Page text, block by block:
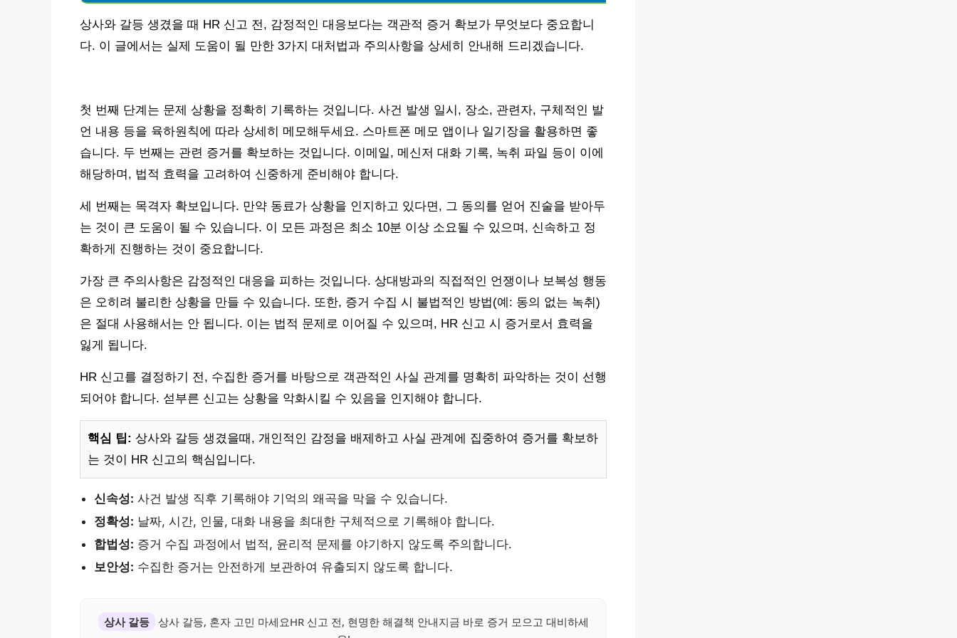
상사와 갈등 생겼을 때 HR 신고 전, 감정적인 대응보다는 객관적 증거 확보가 무엇보다 중요합니
다. 이 글에서는 실제 도움이 될 만한 3가지 대처법과 주의사항을 상세히 안내해 드리겠습니다.
첫 번째 단계는 문제 상황을 정확히 기록하는 것입니다. 사건 발생 일시, 장소, 관련자, 구체적인 발
언 내용 등을 육하원칙에 따라 상세히 메모해두세요. 스마트폰 메모 앱이나 일기장을 활용하면 좋
습니다. 두 번째는 관련 증거를 확보하는 것입니다. 이메일, 메신저 대화 기록, 녹취 파일 등이 이에
해당하며, 법적 효력을 고려하여 신중하게 준비해야 합니다.
세 번째는 목격자 확보입니다. 만약 동료가 상황을 인지하고 있다면, 그 동의를 얻어 진술을 받아두
는 것이 큰 도움이 될 수 있습니다. 이 모든 과정은 최소 10분 이상 소요될 수 있으며, 신속하고 정
확하게 진행하는 것이 중요합니다.
가장 큰 주의사항은 감정적인 대응을 피하는 것입니다. 상대방과의 직접적인 언쟁이나 보복성 행동
은 오히려 불리한 상황을 만들 수 있습니다. 또한, 증거 수집 시 불법적인 방법(예: 동의 없는 녹취)
은 절대 사용해서는 안 됩니다. 이는 법적 문제로 이어질 수 있으며, HR 신고 시 증거로서 효력을
잃게 됩니다.
HR 신고를 결정하기 전, 수집한 증거를 바탕으로 객관적인 사실 관계를 명확히 파악하는 것이 선행
되어야 합니다. 섣부른 신고는 상황을 악화시킬 수 있음을 인지해야 합니다.
핵심 팁: 상사와 갈등 생겼을때, 개인적인 감정을 배제하고 사실 관계에 집중하여 증거를 확보하
는 것이 HR 신고의 핵심입니다.
신속성: 사건 발생 직후 기록해야 기억의 왜곡을 막을 수 있습니다.
정확성: 날짜, 시간, 인물, 대화 내용을 최대한 구체적으로 기록해야 합니다.
합법성: 증거 수집 과정에서 법적, 윤리적 문제를 야기하지 않도록 주의합니다.
보안성: 수집한 증거는 안전하게 보관하여 유출되지 않도록 합니다.
상사 갈등
상사 갈등, 혼자 고민 마세요HR 신고 전, 현명한 해결책 안내지금 바로 증거 모으고 대비하세